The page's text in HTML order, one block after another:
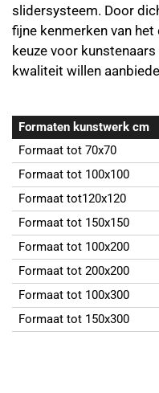
slidersysteem. Door
fijne kenmerken van
keuze voor
kwaliteit willen
Formaten kunstwerk cm
Formaat tot 70x70
Formaat tot 100x100
Formaat tot120x120
Formaat tot 150x150
Formaat tot 100x200
Formaat tot 200x200
Formaat tot 100x300
Formaat tot 150x300